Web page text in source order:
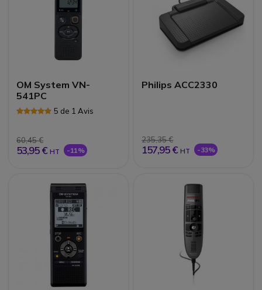
OM System VN-
541PC
5 de 1 Avis
60,45 €
53,95 € HT -11%
Philips ACC2330
235,35 €
157,95 € HT -33%